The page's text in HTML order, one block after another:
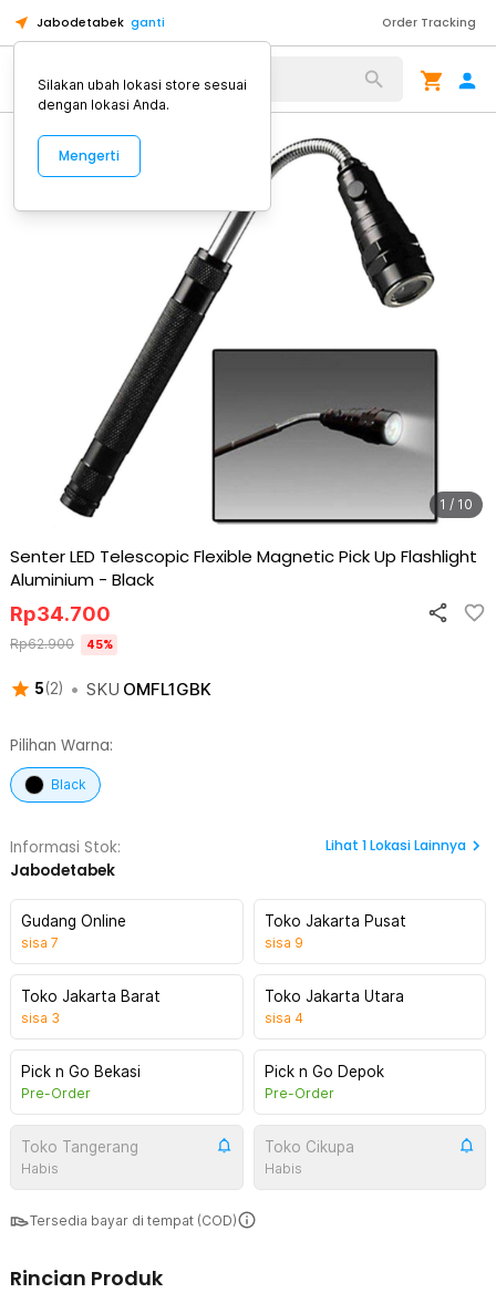
Jabodetabek ganti Order Tracking
Alat Kopi
1 / 10
Senter LED Telescopic Flexible Magnetic Pick Up Flashlight
Aluminium - Black
5(2) • SKU OMFL1GBK
Rp34.700
Rp62.900 45%
Pilihan Warna:
Black
Informasi Stok:
Jabodetabek
Lihat 1Lokasi Lainnya
Gudang Online
sisa 7
Toko Jakarta Pusat
sisa 9
Toko Jakarta Barat
sisa 3
Toko Jakarta Utara
sisa 4
Pick n Go Bekasi
Pre-Order
Pick n Go Depok
Pre-Order
Toko Tangerang
Habis
Toko Cikupa
Habis
Tersedia bayar di tempat (COD)
Rincian Produk
Silakan ubah lokasi store sesuai
dengan lokasi Anda.
Mengerti